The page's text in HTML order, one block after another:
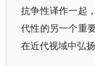
抗争性译作一起
代性的另一个重
在近代视域中弘